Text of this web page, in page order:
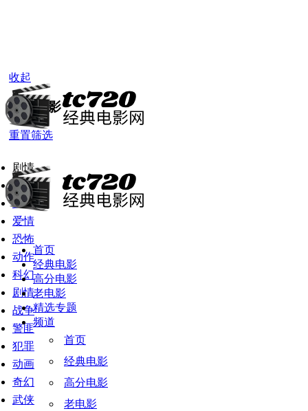
首页
经典电影
高分电影
老电影
精选专题
频道
首页
经典电影
高分电影
老电影
收起
经典电影
重置筛选
剧情
全部
喜剧
爱情
恐怖
动作
科幻
剧情
战争
警匪
犯罪
动画
奇幻
武侠